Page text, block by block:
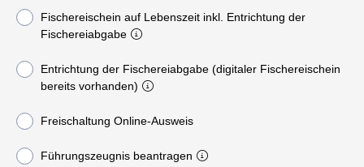
Fischereischein auf Lebenszeit inkl. Entrichtung der
Fischereiabgabe
Entrichtung der Fischereiabgabe (digitaler Fischereischein
bereits vorhanden)
Freischaltung Online-Ausweis
Führungszeugnis beantragen